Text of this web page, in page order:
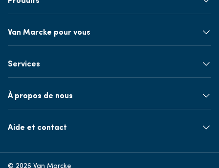
Van Marcke pour vous
Services
À propos de nous
Aide et contact
© 2026 Van Marcke